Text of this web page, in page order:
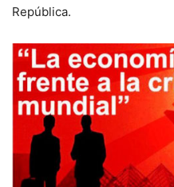
República.